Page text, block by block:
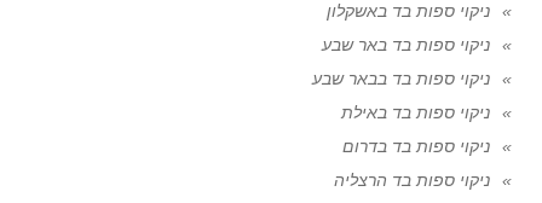
ניקוי ספות בד באשקלון
ניקוי ספות בד באר שבע
ניקוי ספות בד בבאר שבע
ניקוי ספות בד באילת
ניקוי ספות בד בדרום
ניקוי ספות בד הרצליה